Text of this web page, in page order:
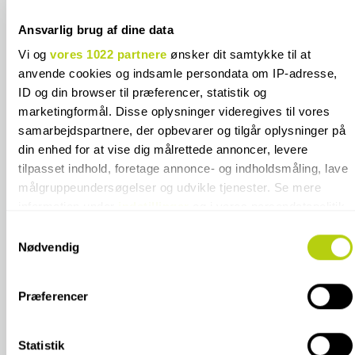
Ansvarlig brug af dine data
Vi og vores 1022 partnere ønsker dit samtykke til at
anvende cookies og indsamle persondata om IP-adresse,
ID og din browser til præferencer, statistik og
marketingformål. Disse oplysninger videregives til vores
samarbejdspartnere, der opbevarer og tilgår oplysninger på
din enhed for at vise dig målrettede annoncer, levere
tilpasset indhold, foretage annonce- og indholdsmåling, lave
målgruppeundersøgelser og udvikle tjenester. Se mere
indstillinger fra vores "Cookiedeklaration", eller ved at trykke
Hvis du tillader det, vil vi også gerne:
kan være nøjagtig inden for få meter
Nødvendig
Præferencer
Statistik
20-3000kg (fragtmand kræver
underskrift)*
Afhentning i butik** GRATIS
*Emballage- og håndteringstillæg ved køb
af ægte terrazzofliser
925 kr.
**Emballage- og håndteringstillæg ved
*Emballage- og håndteringstillæg ved køb
*Emballage- og håndteringstillæg ved køb